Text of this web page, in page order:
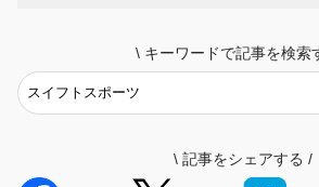
\ キーワードで記事を検索
\ 記事をシェアする /